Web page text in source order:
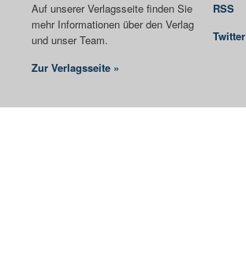
Auf unserer Verlagsseite finden Sie
mehr Informationen über den Verlag
und unser Team.
Zur Verlagsseite »
RSS
Twitter